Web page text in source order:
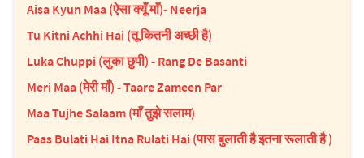
Aisa Kyun Maa (ऐसा क्यूँ माँ)- Neerja
Tu Kitni Achhi Hai (तू कितनी अच्छी है)
Luka Chuppi (लुका छुपी) - Rang De Basanti
Meri Maa (मेरी माँ) - Taare Zameen Par
Maa Tujhe Salaam (माँ तुझे सलाम)
Paas Bulati Hai Itna Rulati Hai (पास बुलाती है इतना रूलाती है )